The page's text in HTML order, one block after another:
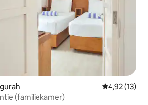
Gemiddelde
4,92 (13)
(familiekamer)